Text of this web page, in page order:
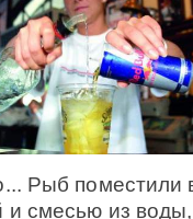
Рыб поместили
и смесью из